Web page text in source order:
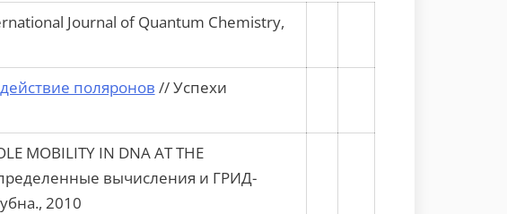
Journal of Quantum Chemistry,
поляронов // Успехи
MOBILITY IN DNA AT THE
вычисления и ГРИД-
2010